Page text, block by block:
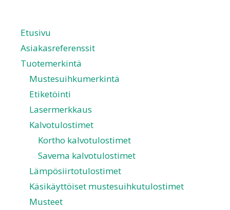
Etusivu
Asiakasreferenssit
Tuotemerkintä
Mustesuihkumerkintä
Etiketöinti
Lasermerkkaus
Kalvotulostimet
Kortho kalvotulostimet
Savema kalvotulostimet
Lämpösiirtotulostimet
Käsikäyttöiset mustesuihkutulostimet
Musteet